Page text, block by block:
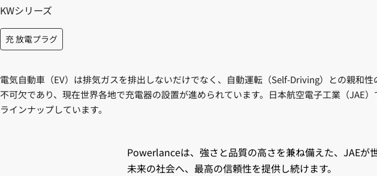
KWシリーズ
充 放電プラグ
電気自動車（EV）は排気ガスを排出しないだけでなく、自動運転（Self-Driving）との親和
不可欠であり、現在世界各地で充電器の設置が進められています。日本航空電子工業（JAE
ラインナップしています。
Powerlanceは、強さと品質の高さを兼ね備えた、JAEが
未来の社会へ、最高の信頼性を提供し続けます。